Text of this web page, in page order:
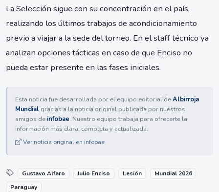
La Selección sigue con su concentración en el país,
realizando los últimos trabajos de acondicionamiento
previo a viajar a la sede del torneo. En el staff técnico ya
analizan opciones tácticas en caso de que Enciso no
pueda estar presente en las fases iniciales.
Esta noticia fue desarrollada por el equipo editorial deAlbirroja
Mundial gracias a la noticia original publicada por nuestros
amigos de infobae. Nuestro equipo trabaja para ofrecerte la
información más clara, completa y actualizada.
Ver noticia original en infobae
Gustavo Alfaro Julio Enciso Lesión
Mundial 2026
Paraguay